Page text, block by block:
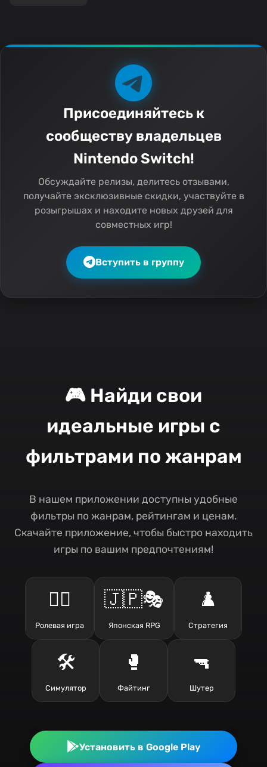
Присоединяйтесь к
сообществу владельцев
Nintendo Switch!
Обсуждайте релизы, делитесь отзывами,
получайте эксклюзивные скидки, участвуйте в
розыгрышах и находите новых друзей для
совместных игр!
Вступить в группу
🎮 Найди свои
идеальные игры с
фильтрами по жанрам
В нашем приложении доступны удобные
фильтры по жанрам, рейтингам и ценам.
Скачайте приложение, чтобы быстро находить
игры по вашим предпочтениям!
🧙‍♂️
Ролевая игра
🇯🇵🎭
Японская RPG
♟️
Стратегия
🛠️
Симулятор
🥊
Файтинг
🔫
Шутер
Установить в Google Play